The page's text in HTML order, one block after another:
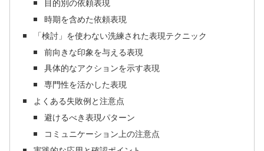
時期を含めた依頼表現
「検討」を使わない洗練された表現テクニック
前向きな印象を与える表現
具体的なアクションを示す表現
専門性を活かした表現
よくある失敗例と注意点
避けるべき表現パターン
コミュニケーション上の注意点